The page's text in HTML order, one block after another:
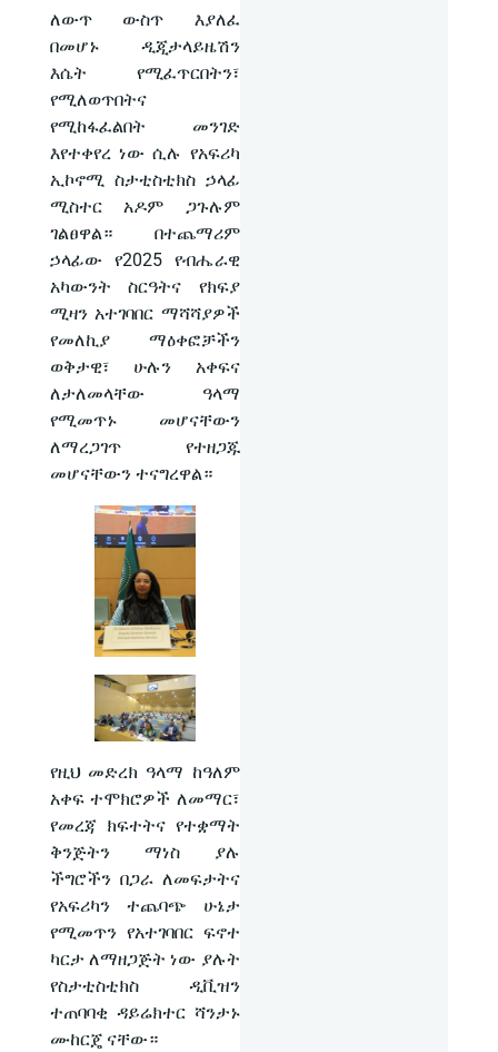
ለውጥ ውስጥ እያለፈ
በመሆኑ ዲጂታላይዜሽን
እሴት የሚፈጥርበትን፣
የሚለወጥበትና
የሚከፋፈልበት መንገድ
እየተቀየረ ነው ሲሉ የአፍሪካ
ኢኮኖሚ ስታቲስቲክስ ኃላፊ
ሚስተር አዶም ጋጉሉም
ገልፀዋል። በተጨማሪም
ኃላፊው የ2025 የብሔራዊ
አካውንት ስርዓትና የክፍያ
ሚዛን አተገባበር ማሻሻያዎች
የመለኪያ ማዕቀፎቻችን
ወቅታዊ፣ ሁሉን አቀፍና
ለታለመላቸው ዓላማ
የሚመጥኑ መሆናቸውን
ለማረጋገጥ የተዘጋጁ
መሆናቸውን ተናግረዋል።
የዚህ መድረክ ዓላማ ከዓለም
አቀፍ ተሞክሮዎች ለመማር፣
የመረጃ ክፍተትና የተቋማት
ቅንጅትን ማነስ ያሉ
ችግሮችን በጋራ ለመፍታትና
የአፍሪካን ተጨባጭ ሁኔታ
የሚመጥን የአተገባበር ፍኖተ
ካርታ ለማዘጋጅት ነው ያሉት
የስታቲስቲክስ ዲቪዝን
ተጠባባቂ ዳይሬክተር ሻንታኑ
ሙከርጄ ናቸው።